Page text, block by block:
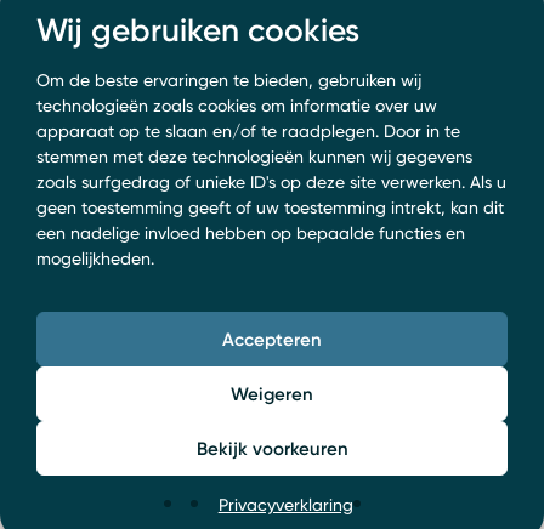
Wij gebruiken cookies
Om de beste ervaringen te bieden, gebruiken wij
technologieën zoals cookies om informatie over uw
apparaat op te slaan en/of te raadplegen. Door in te
stemmen met deze technologieën kunnen wij gegevens
zoals surfgedrag of unieke ID's op deze site verwerken. Als u
geen toestemming geeft of uw toestemming intrekt, kan dit
een nadelige invloed hebben op bepaalde functies en
mogelijkheden.
Accepteren
Weigeren
Bekijk voorkeuren
Privacyverklaring